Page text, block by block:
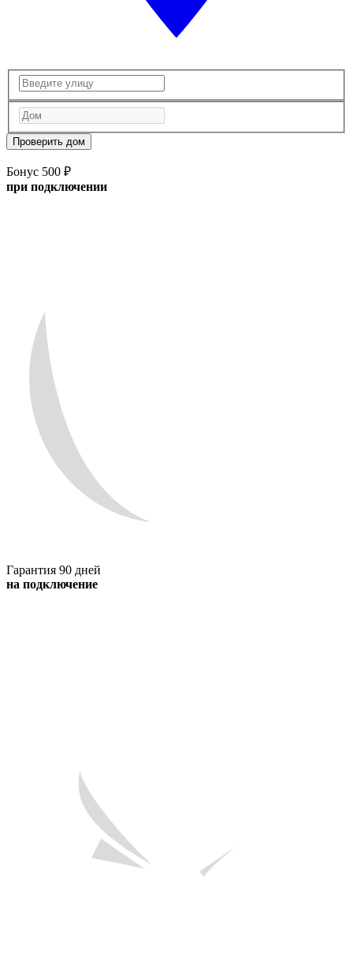
Проверить дом
Бонус 500 ₽
при подключении
Гарантия 90 дней
на подключение